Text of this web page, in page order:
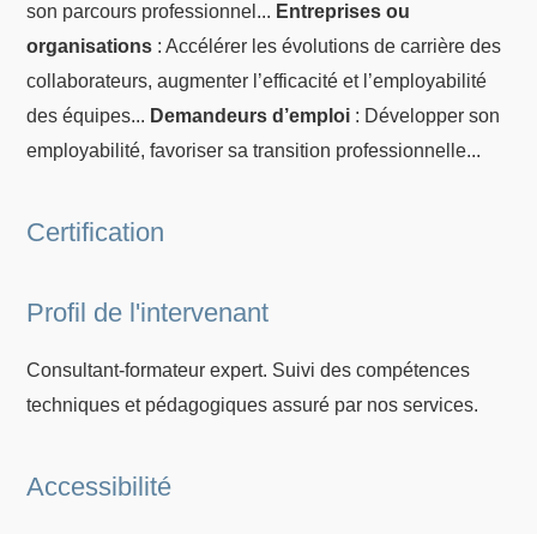
son parcours professionnel... Entreprises ou
organisations : Accélérer les évolutions de carrière des
collaborateurs, augmenter l’efficacité et l’employabilité
des équipes... Demandeurs d’emploi : Développer son
employabilité, favoriser sa transition professionnelle...
Certification
Profil de l'intervenant
Consultant-formateur expert. Suivi des compétences
techniques et pédagogiques assuré par nos services.
Accessibilité